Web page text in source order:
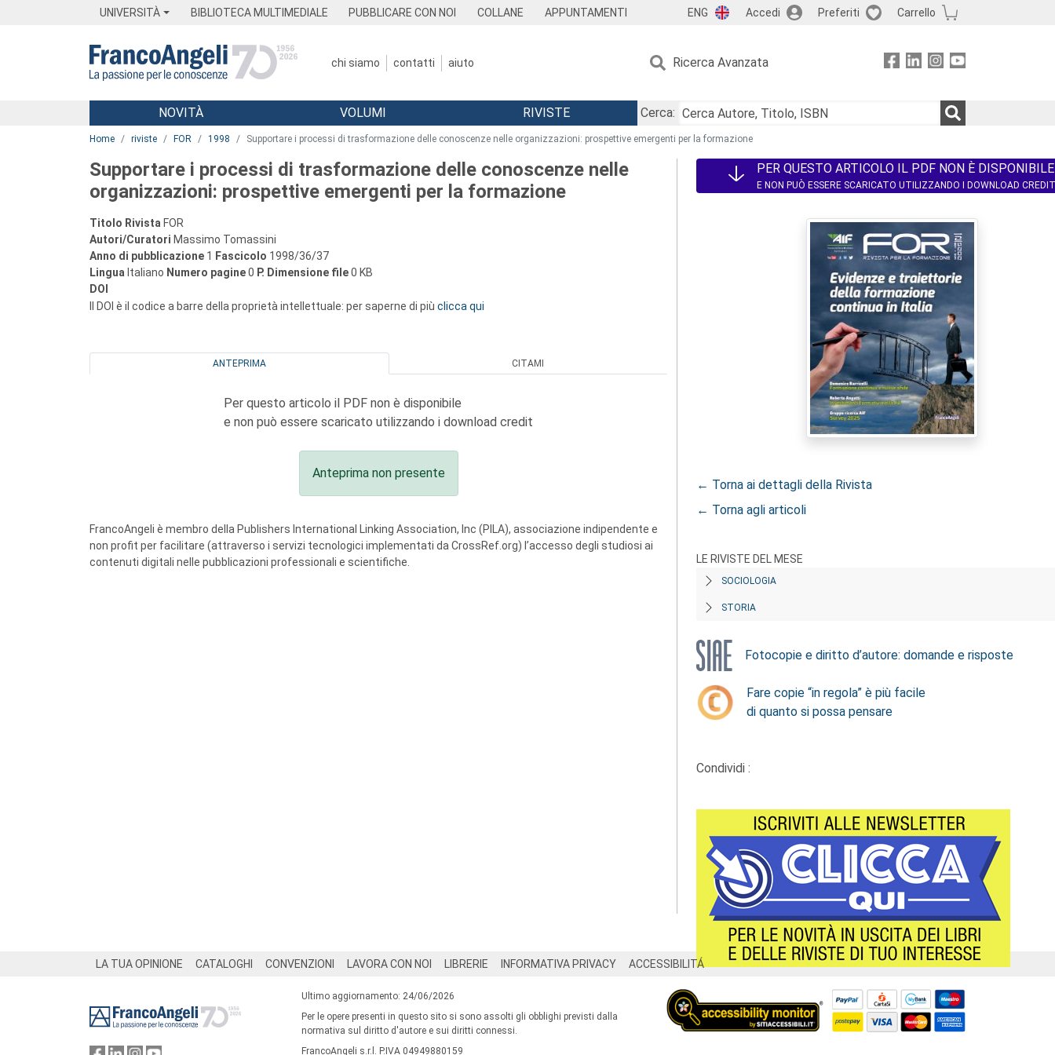
UNIVERSITÀ BIBLIOTECA MULTIMEDIALE PUBBLICARE CON NOI COLLANE APPUNTAMENTI ENG Accedi Preferiti Carrello
chi siamo contatti aiuto Ricerca Avanzata
Menu
NOVITÀ VOLUMI RIVISTE
Cerca:
Home riviste FOR 1998 Supportare i processi di trasformazione delle conoscenze nelle organizzazioni: prospettive emergenti per la formazione
Supportare i processi di trasformazione delle conoscenze nelle
organizzazioni: prospettive emergenti per la formazione
Titolo Rivista FOR
Autori/Curatori Massimo Tomassini
Anno di pubblicazione 1 Fascicolo 1998/36/37
Lingua Italiano Numero pagine0 P. Dimensione file0 KB
DOI
Il DOI è il codice a barre della proprietà intellettuale: per saperne di più clicca qui
ANTEPRIMA CITAMI
Per questo articolo il PDF non è disponibile
e non può essere scaricato utilizzando i download credit
Anteprima non presente
FrancoAngeli è membro della Publishers International Linking Association, Inc (PILA), associazione indipendente e
non profit per facilitare (attraverso i servizi tecnologici implementati da CrossRef.org) l’accesso degli studiosi ai
contenuti digitali nelle pubblicazioni professionali e scientifiche.
PER QUESTO ARTICOLO IL PDF NON È DISPONIBILE
E NON PUÒ ESSERE SCARICATO UTILIZZANDO I DOWNLOAD CREDIT
← Torna ai dettagli della Rivista
← Torna agli articoli
LE RIVISTE DEL MESE
SOCIOLOGIA
STORIA
Fotocopie e diritto d’autore: domande e risposte
Fare copie “in regola” è più facile
di quanto si possa pensare
Condividi :
LA TUA OPINIONE CATALOGHI CONVENZIONI LAVORA CON NOI LIBRERIE INFORMATIVA PRIVACY ACCESSIBILITÁ
Ultimo aggiornamento: 24/06/2026
Per le opere presenti in questo sito si sono assolti gli obblighi previsti dalla
normativa sul diritto d'autore e sui diritti connessi.
FrancoAngeli s.r.l. P.IVA 04949880159